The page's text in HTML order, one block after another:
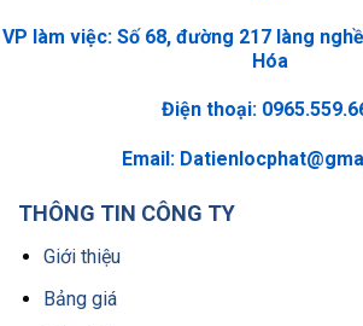
VP làm việc: Số 68, đường 217 làng
Hóa
Điện thoại:
Email:
THÔNG TIN CÔNG TY
Giới thiệu
Bảng giá